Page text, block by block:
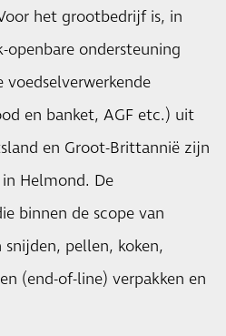
het grootbedrijf is, in
ondersteuning
en banket, AGF etc.) uit
en Groot-Brittannië zijn
Helmond. De
binnen de scope van
snijden, pellen, koken,
(end-of-line) verpakken en